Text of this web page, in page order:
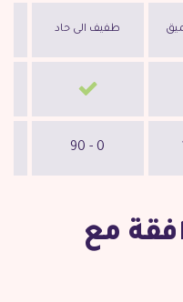
طفيف الى حاد
0 - 90
مع